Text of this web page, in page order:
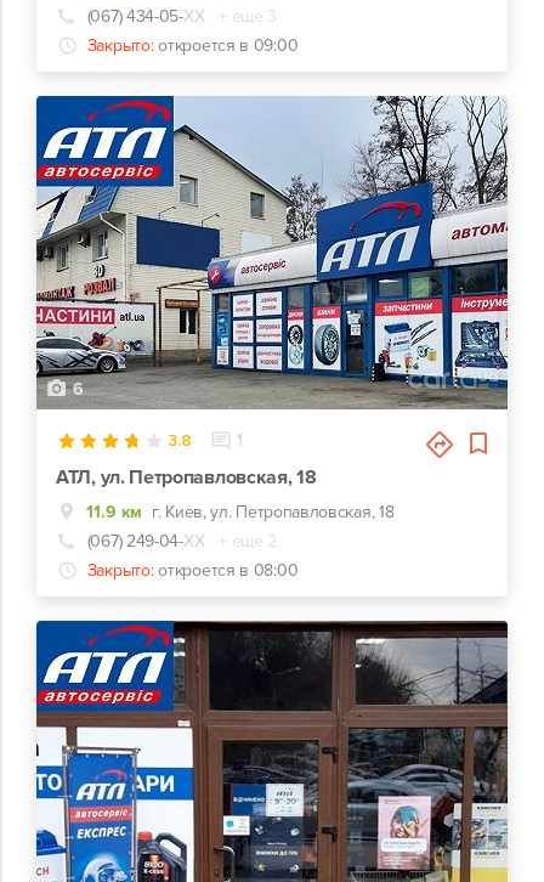
(067) 434-05-ХХ
+ еще 3
Закрыто: откроется в 09:00
6
3.8 1
АТЛ, ул. Петропавловская, 18
11.9 км г. Киев, ул. Петропавловская, 18
(067) 249-04-ХХ
+ еще 2
Закрыто: откроется в 08:00